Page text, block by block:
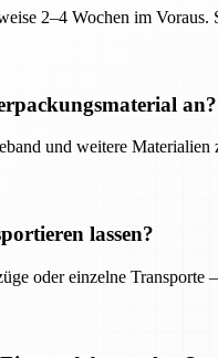
2–4 Wochen im
an?
und weitere
lassen?
oder einzelne Transporte